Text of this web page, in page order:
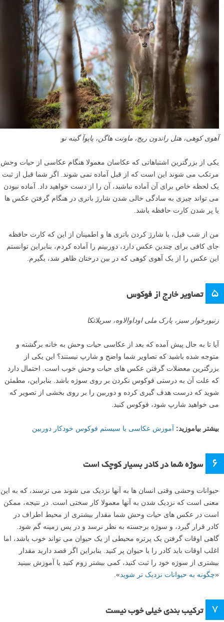
خلیج مرلوگ، ساحل آنتریم، ایرلند شمالی
یک راه برای اطمینان از داشتن یک سرعت شاتر سریع تر این است کهایزو
را افزایش دهید. بسیاری از عکاسان دچار این اشتباه می شوند که هنگام
حداکثر کیفیت تصویر انجام می دهند. با این حال، با تنظیم یک ایزوی بالاتر، از
آنجا که می توان به سرعت شاتر سریع تری دست یافت، می توانید عکس
های واضح تر یا شارپ تری بگیرید.
بیشتر بیاموزید: ۵ نکته برای عکاسی حیات وحش در شرایط کم نور
۴ آماده نبودن
آهوی کوهی، هتل راندون ریج، ماونت هاگن، پاپوآ گینه نو
مرتکب می شوند این است که از قبل آماده نمی شوند. اگر شما قبل از ثبت
یک لحظه خاص برای آن آماده نباشید، آن را از دست خواهید داد. آماده نبودن
می تواند چیزی به سادگی خالی شدن شارژ باتری در هنگام گرفتن عکس ها
یا پر شدن کارت حافظه باشد.
من از شب قبل، با شارژ کردن باتری ها و اطمینان از این که کارت حافظه
جای کافی برای چندین عکس دارد، دوربینم را آماده کردم، بنابراین توانستم
این عکس را از یک آهوی کوهی که در بین درختان ظاهر شد، بگیرم.
۵
زنبورخوار سبز، پارک ملی اوداوالاوه، سریلانکا